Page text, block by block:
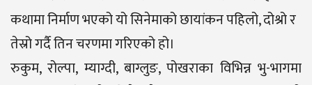
कथामा निर्माण भएको यो सिनेमाको छायांकन पहिलो, दोश्रो र
तेस्रो गर्दै तिन चरणमा गरिएको हो।
रुकुम, रोल्पा, म्याग्दी, बाग्लुङ, पोखराका विभिन्न भु-भागमा